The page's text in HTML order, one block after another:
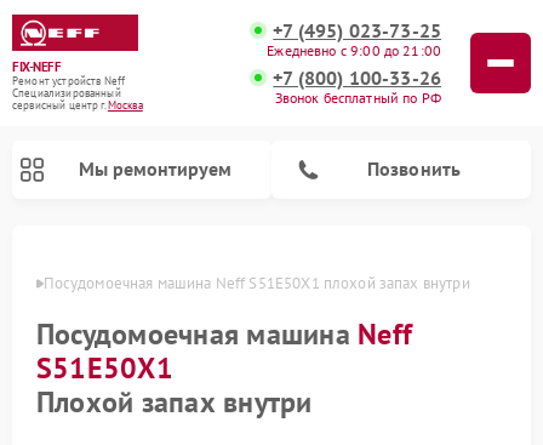
FIX-NEFF
Ремонт устройств Neff
Специализированный
cервисный центр г.Москва
+7 (495) 023-73-25
Ежедневно с 9:00 до 21:00
+7 (800) 100-33-26
Звонок бесплатный по РФ
Мы ремонтируем Позвонить
Посудомоечная машина Neff S51E50X1 плохой запах внутри
Посудомоечная машина Neff
S51E50X1
Плохой запах внутри